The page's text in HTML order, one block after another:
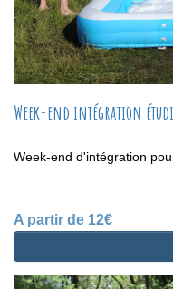
Week-end intégration
Week-end d'intégration
A partir de 12€